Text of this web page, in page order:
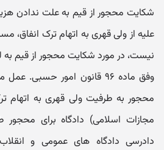
شکایت محجور از قیم به علت ندادن
علیه از ولی قهری به اتهام ترک انفاق،
نیست، در مورد شکایت محجور از قیم به
وفق ماده ۹۶ قانون امور
دادرسی دادگاه های عمومی و